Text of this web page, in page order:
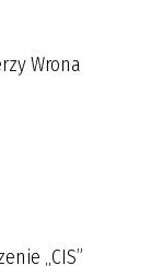
Wrona
„CIS”